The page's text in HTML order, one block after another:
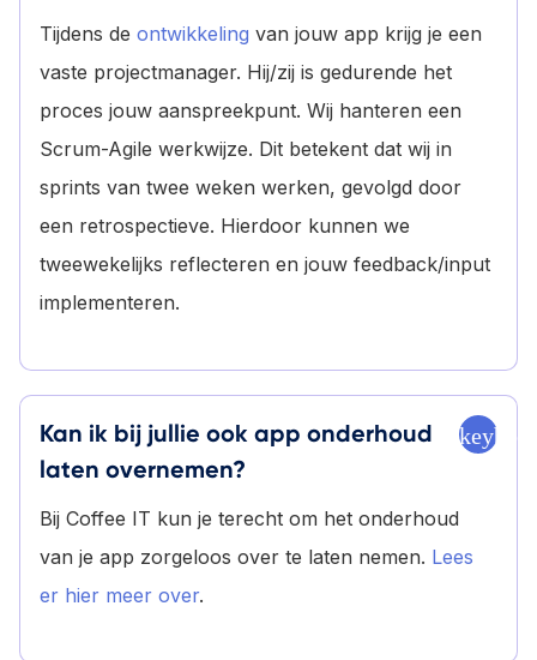
Tijdens de ontwikkeling van jouw app krijg je een
vaste projectmanager. Hij/zij is gedurende het
proces jouw aanspreekpunt. Wij hanteren een
Scrum-Agile werkwijze. Dit betekent dat wij in
sprints van twee weken werken, gevolgd door
een retrospectieve. Hierdoor kunnen we
tweewekelijks reflecteren en jouw feedback/input
implementeren.
Kan ik bij jullie ook app onderhoud
laten overnemen?
Bij Coffee IT kun je terecht om het onderhoud
van je app zorgeloos over te laten nemen. Lees
er hier meer over.